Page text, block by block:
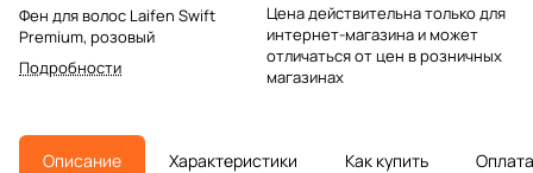
Фен для волос Laifen Swift
Premium, розовый
Подробности
Цена действительна только для
интернет-магазина и может
отличаться от цен в розничных
магазинах
Описание Характеристики Как купить Оплата